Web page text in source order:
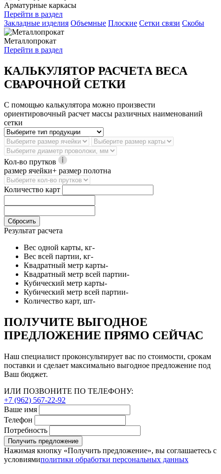
Арматурные каркасы
Перейти в раздел
Закладные изделия Объемные Плоские Сетки связи Скобы
Металлопрокат
Перейти в раздел
КАЛЬКУЛЯТОР РАСЧЕТА ВЕСА
СВАРОЧНОЙ СЕТКИ
С помощью калькулятора можно произвести
ориентировочный расчет массы различных наименований
сетки
Кол-во прутков
размер ячейки+ размер полотна
Количество карт
Сбросить
Результат расчета
Вес одной карты, кг-
Вес всей партии, кг-
Квадратный метр карты-
Квадратный метр всей партии-
Кубический метр карты-
Кубический метр всей партии-
Количество карт, шт-
ПОЛУЧИТЕ ВЫГОДНОЕ
ПРЕДЛОЖЕНИЕ ПРЯМО СЕЙЧАС
Наш специалист проконсультирует вас по стоимости, срокам
поставки и сделает максимально выгодное предложение под
Ваш бюджет.
ИЛИ ПОЗВОНИТЕ ПО ТЕЛЕФОНУ:
+7 (962) 567-22-92
Ваше имя
Телефон
Потребность
Получить предложение
Нажимая кнопку «Получить предложение», вы соглашаетесь с
условиямиполитики обработки персональных данных